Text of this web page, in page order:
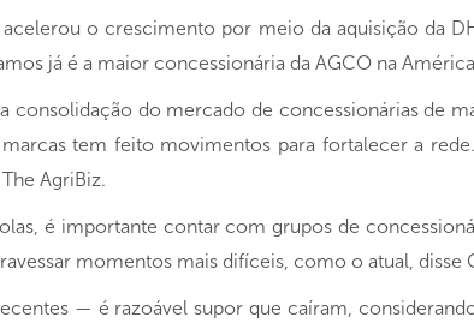
o crescimento por meio da aquisição da
já é a maior concessionária da AGCO na
consolidação do mercado de concessionárias de
tem feito movimentos para fortalecer a
AgriBiz.
é importante contar com grupos de
momentos mais difíceis, como o atual, disse
— é razoável supor que caíram,